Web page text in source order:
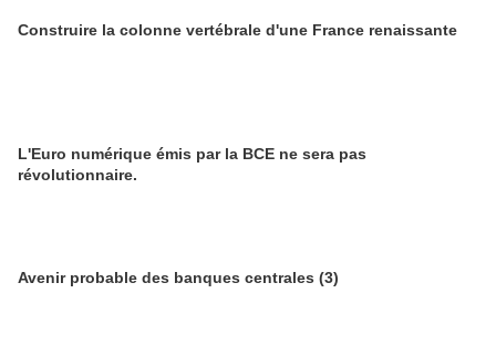
Construire la colonne vertébrale d'une France renaissante
L'Euro numérique émis par la BCE ne sera pas
révolutionnaire.
Avenir probable des banques centrales (3)